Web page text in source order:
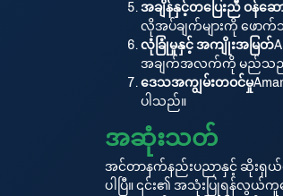
အချိန်နှင့်တပြေးညီ ဝန်ဆ
လိုအပ်ချက်များကို ဖောက်
လုံခြုံမှုနှင့် အကျိုးအမြတ်
အချက်အလက်ကို မည်သည့်သွင်
ဒေသအကျွမ်းတဝင်မှု
ပါသည်။
အဆုံးသတ်
အင်တာနက်နည်းပညာနှင့် ဆိုးရှယ်မီ
ပါပြီ။ ၎င်း၏ အသုံးပြုရန်လွယ်ကူသ